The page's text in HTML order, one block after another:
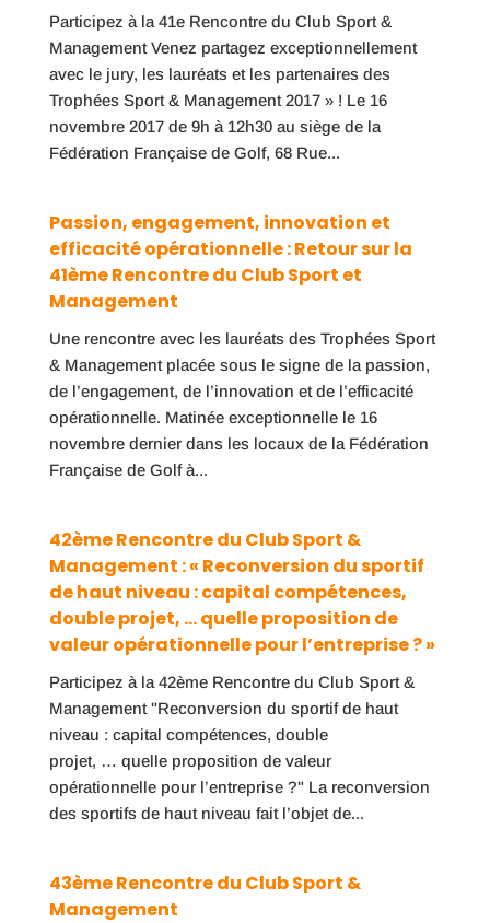
Participez à la 41e Rencontre du Club Sport &
Management Venez partagez exceptionnellement
avec le jury, les lauréats et les partenaires des
Trophées Sport & Management 2017 » ! Le 16
novembre 2017 de 9h à 12h30 au siège de la
Fédération Française de Golf, 68 Rue...
Passion, engagement, innovation et
efficacité opérationnelle : Retour sur la
41ème Rencontre du Club Sport et
Management
Une rencontre avec les lauréats des Trophées Sport
& Management placée sous le signe de la passion,
de l’engagement, de l’innovation et de l’efficacité
opérationnelle. Matinée exceptionnelle le 16
novembre dernier dans les locaux de la Fédération
Française de Golf à...
42ème Rencontre du Club Sport &
Management : « Reconversion du sportif
de haut niveau : capital compétences,
double projet, … quelle proposition de
valeur opérationnelle pour l’entreprise ? »
Participez à la 42ème Rencontre du Club Sport &
Management "Reconversion du sportif de haut
niveau : capital compétences, double
projet, … quelle proposition de valeur
opérationnelle pour l’entreprise ?" La reconversion
des sportifs de haut niveau fait l’objet de...
43ème Rencontre du Club Sport &
Management